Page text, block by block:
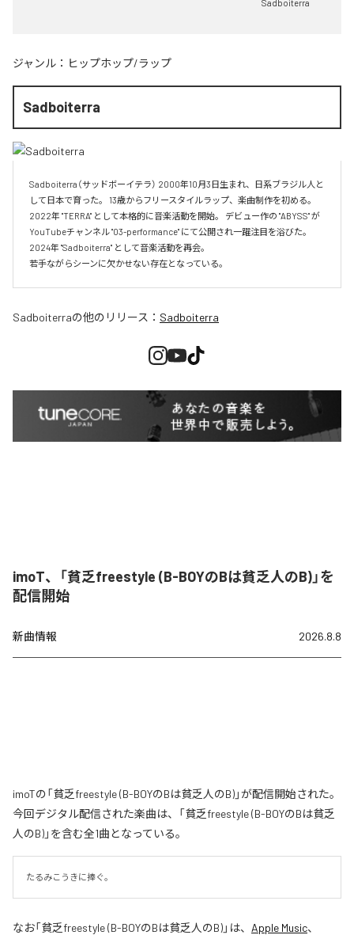
Sadboiterra
ジャンル： ヒップホップ/ラップ
Sadboiterra
Sadboiterra（サッドボーイテラ） 2000年10月3日生まれ、日系ブラジル人と
して日本で育った。 13歳からフリースタイルラップ、楽曲制作を初める。
2022年 "TERRA" として本格的に音楽活動を開始。 デビュー作の "ABYSS" が
YouTubeチャンネル "03-performance" にて公開され一躍注目を浴びた。
2024年 "Sadboiterra" として音楽活動を再会。
若手ながらシーンに欠かせない存在となっている。
Sadboiterraの他のリリース： Sadboiterra
imoT、「貧乏freestyle (B-BOYのBは貧乏人のB)」を
配信開始
新曲情報 2026.8.8
imoTの「貧乏freestyle (B-BOYのBは貧乏人のB)」が配信開始された。
今回デジタル配信された楽曲は、「貧乏freestyle (B-BOYのBは貧乏
人のB)」を含む全1曲となっている。
たるみこうきに捧ぐ。
なお「貧乏freestyle (B-BOYのBは貧乏人のB)」は、 Apple Music、